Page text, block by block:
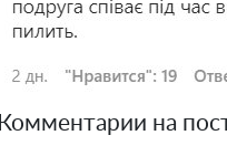
Комментарии на